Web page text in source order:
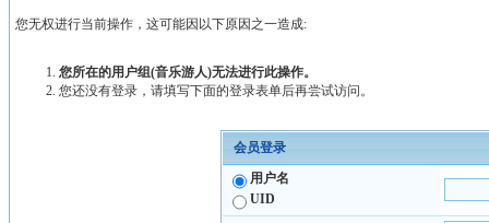
您无权进行当前操作，这可能因以下原因之一造成:
您所在的用户组(音乐游人)无法进行此操作。
您还没有登录，请填写下面的登录表单后再尝试访问。
会员登录
用户名
UID